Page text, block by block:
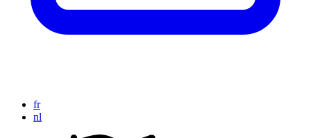
fr
nl